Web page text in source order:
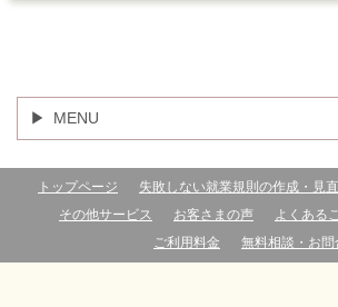
MENU
トップページ 失敗しない就業規則の作成・見
その他サービス
お客さまの声 よくある
ご利用料金
無料相談・お問